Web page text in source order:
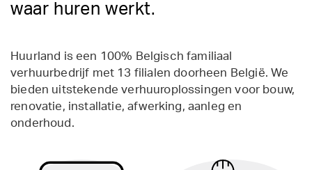
waar huren werkt.
Huurland is een 100% Belgisch familiaal
verhuurbedrijf met 13 filialen doorheen België. We
bieden uitstekende verhuuroplossingen voor bouw,
renovatie, installatie, afwerking, aanleg en
onderhoud.